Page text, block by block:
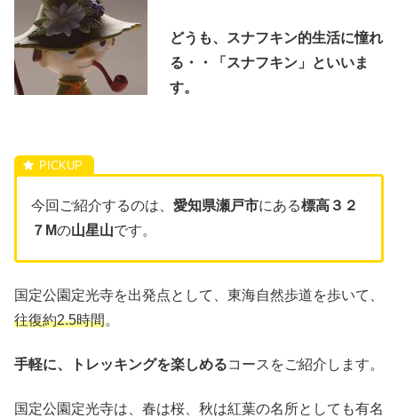
どうも、スナフキン的生活に憧れ
る・・「スナフキン」といいま
す。
今回ご紹介するのは、 愛知県瀬戸市にある標高３２
７Mの山星山です。
国定公園定光寺を出発点として、東海自然歩道を歩いて、
往復約2.5時間。
手軽に、トレッキングを楽しめるコースをご紹介します。
国定公園定光寺は、春は桜、秋は紅葉の名所としても有名